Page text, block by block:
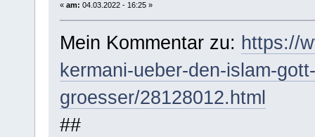
« am: 04.03.2022 - 16:25 »
Mein Kommentar zu: https://
kermani-ueber-den-islam-
groesser/28128012.html
##